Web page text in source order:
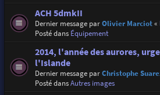
ACH 5dmkII
Dernier message parOlivier Marciot«
Posté dans Équipement
2014, l'année des aurores,
l'Islande
Dernier message parChristophe
Posté dansAutres images